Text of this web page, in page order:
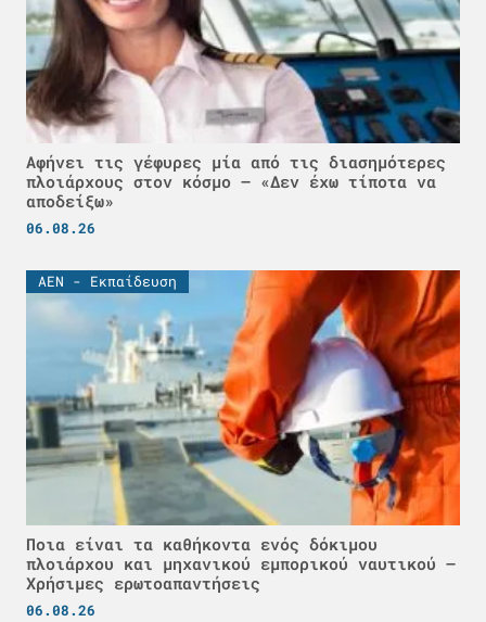
Αφήνει τις γέφυρες μία από τις διασημότερες
πλοιάρχους στον κόσμο – «Δεν έχω τίποτα να
αποδείξω»
06.08.26
ΑΕΝ - Εκπαίδευση
Ποια είναι τα καθήκοντα ενός δόκιμου
πλοιάρχου και μηχανικού εμπορικού ναυτικού –
Χρήσιμες ερωτοαπαντήσεις
06.08.26